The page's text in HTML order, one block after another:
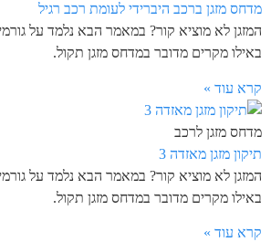
מדחס מזגן ברכב היברידי לעומת רכב רגיל
המזגן לא מוציא קור? במאמר הבא נלמד על
באילו מקרים מדובר במדחס מזגן תקול.
קרא עוד »
מדחס מזגן לרכב
תיקון מזגן מאזדה 3
המזגן לא מוציא קור? במאמר הבא נלמד על
באילו מקרים מדובר במדחס מזגן תקול.
קרא עוד »